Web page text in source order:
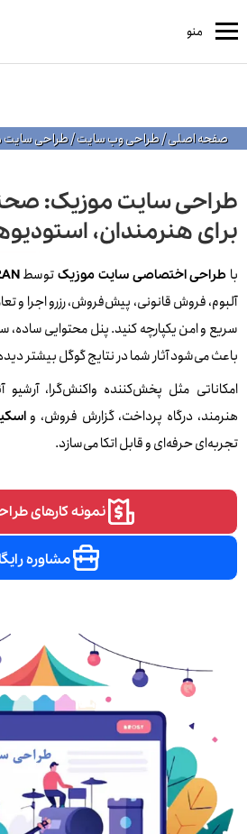
منو
صفحه اصلی/طراحی وب سایت/طراحی سایت
طراحی سایت موزیک:
برای هنرمندان،
با طراحی اختصاصی سایت موزیک توسط
آلبوم، فروش قانونی، پیش‌فروش، رزرو اجرا و
سریع و امن یکپارچه کنید. پنل محتوایی ساده،
باعث می‌شود آثار شما در نتایج گوگل بیشتر
امکاناتی مثل پخش‌کننده واکنش‌گرا، آرشیو
هنرمند، درگاه پرداخت، گزارش فروش، و
تجربه‌ای حرفه‌ای و قابل اتکا می‌سازد.
نمونه کارهای
مشاوره